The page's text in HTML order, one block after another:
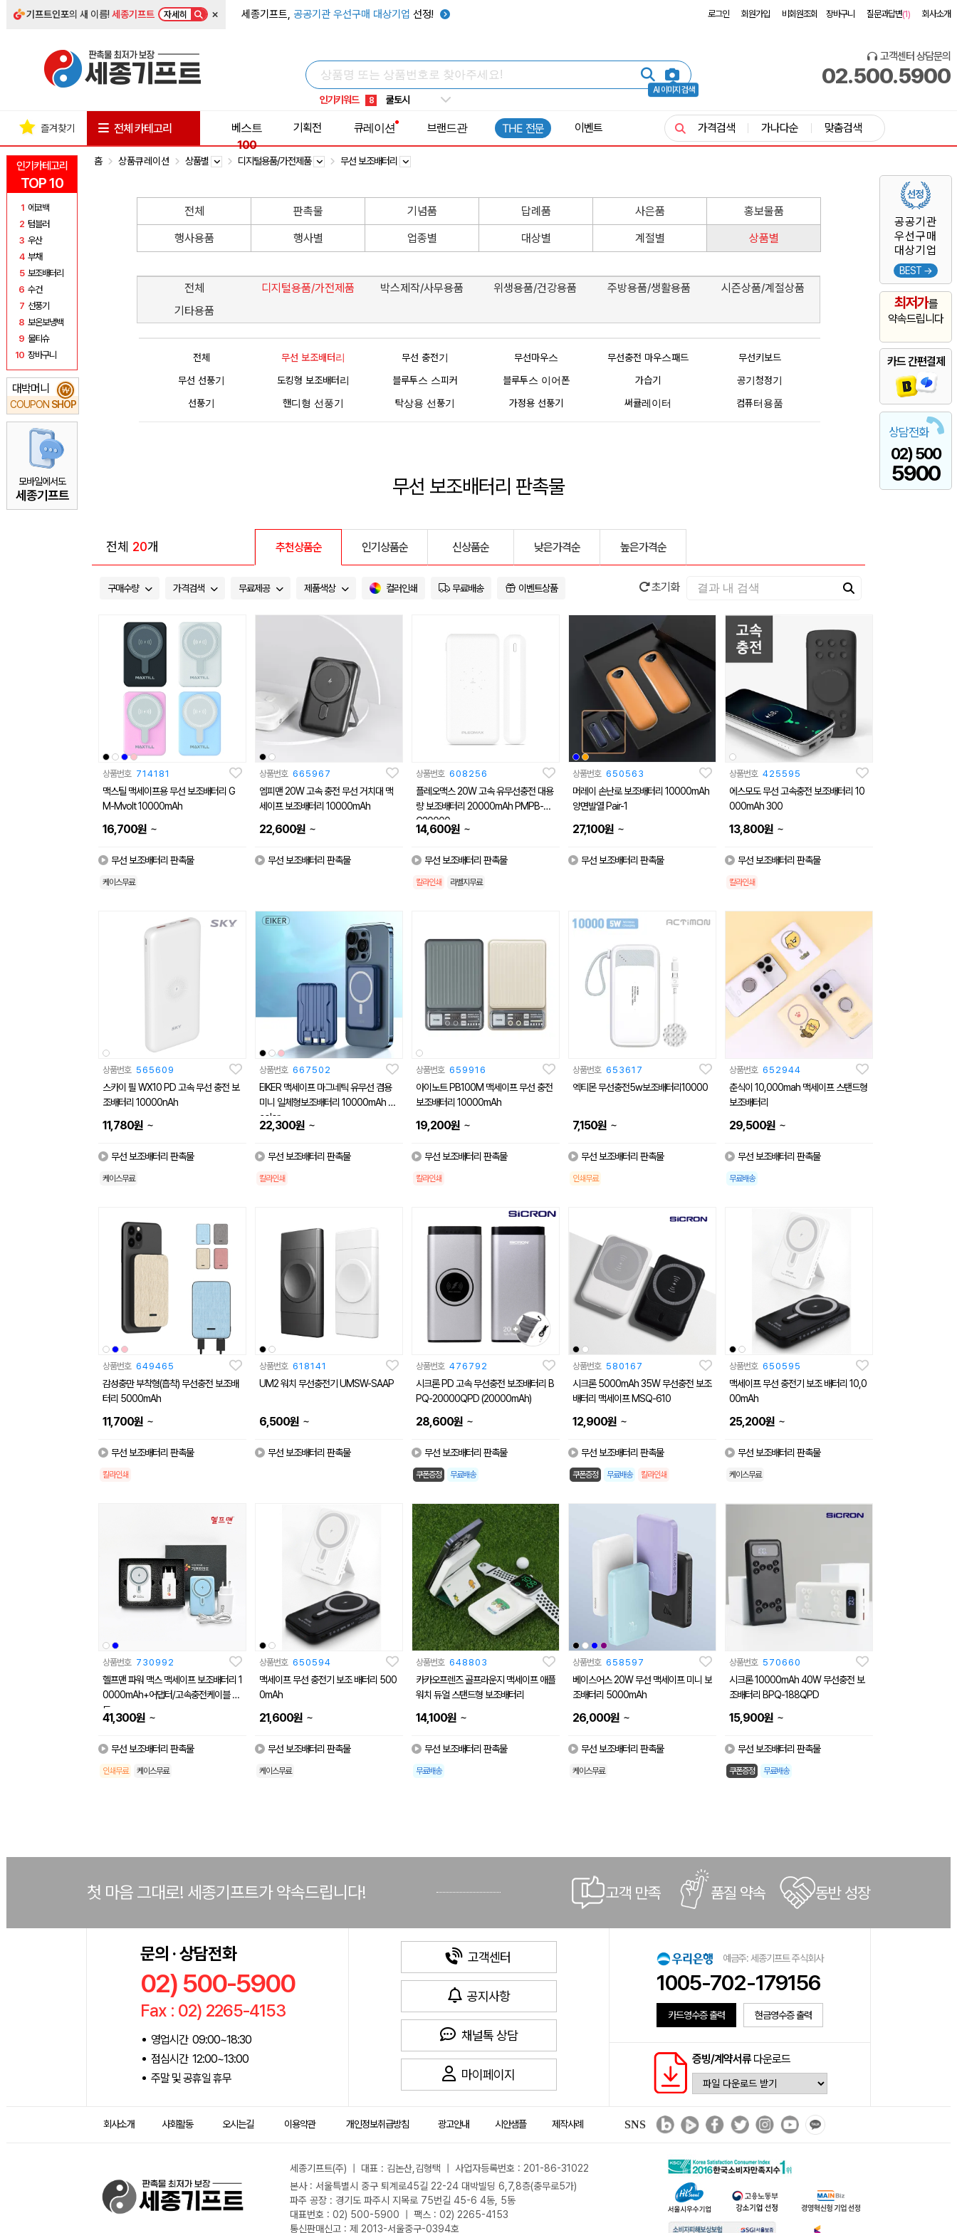
기프트인포의 새 이름!세종기프트 자세히 × 세종기프트, 공공기관 우선구매 대상기업 선정! 로그인 회원가입 비회원조회 장바구니 질문과답변(1) 회사소개
AI 이미지 검색
인기키워드
키캡
8 쿨토시
9 넥쿨러
10 타포린가방
1
고객센터 상담문의
02.500.5900
인기카테고리
TOP 10
1 에코백
2 텀블러
3 우산
4 부채
5 보조배터리
6 수건
7 선풍기
8 보온보냉백
9 물티슈
10 장바구니
대박머니
COUPON SHOP
₩
모바일에서도
세종기프트
공공기관
우선구매
대상기업
BEST →
최저가를
약속드립니다
카드 간편결제
상담전화
02) 500
5900
즐겨찾기 전체 카테고리
베스트
100
기획전 큐레이션 브랜드관 THE 전문 이벤트 가격검색 가나다순 맞춤검색
홈 상품큐레이션 상품별 디지털용품/가전제품 무선 보조배터리
전체 판촉물 기념품 답례품 사은품
홍보물품
행사용품
행사별 업종별 대상별 계절별 상품별
전체 디지털용품/가전제품 박스제작/사무용품 위생용품/건강용품 주방용품/생활용품
시즌상품/계절상품
기타용품
전체 무선 보조배터리 무선 충전기 무선마우스 무선충전 마우스패드
무선키보드
무선 선풍기
도킹형 보조배터리 블루투스 스피커 블루투스 이어폰 가습기
공기청정기
선풍기
핸디형 선풍기 탁상용 선풍기 가정용 선풍기 써큘레이터 컴퓨터용품
무선 보조배터리 판촉물
전체 20개 추천상품순 인기상품순 신상품순 낮은가격순 높은가격순
구매수량 가격검색 무료제공 제품색상 컬러인쇄 무료배송 이벤트상품 초기화
상품번호 714181
맥스틸 맥세이프용 무선 보조배터리 G
M-Mvolt 10000mAh
16,700원 ~
무선 보조배터리 판촉물
케이스무료
상품번호 665967
엠피맨 20W 고속 충전 무선 거치대 맥
세이프 보조배터리 10000mAh
22,600원 ~
무선 보조배터리 판촉물
상품번호 608256
플레오맥스 20W 고속 유무선충전 대용
량 보조배터리 20000mAh PMPB-W
C20000
14,600원 ~
무선 보조배터리 판촉물
칼라인쇄 라벨지무료
상품번호 650563
머레이 손난로 보조배터리 10000mAh
양면발열 Pair-1
27,100원 ~
무선 보조배터리 판촉물
상품번호 425595
에스모도 무선 고속충전 보조배터리 10
000mAh 300
13,800원 ~
무선 보조배터리 판촉물
칼라인쇄
상품번호 565609
스카이 필 WX10 PD 고속 무선 충전 보
조배터리 10000nAh
11,780원 ~
무선 보조배터리 판촉물
케이스무료
상품번호 667502
EIKER 맥세이프 마그네틱 유무선 겸용
미니 일체형보조배터리 10000mAh 4
color
22,300원 ~
무선 보조배터리 판촉물
칼라인쇄
상품번호 659916
아이노트 PB100M 맥세이프 무선 충전
보조배터리 10000mAh
19,200원 ~
무선 보조배터리 판촉물
칼라인쇄
상품번호 653617
엑티몬 무선충전5w보조배터리10000
7,150원 ~
무선 보조배터리 판촉물
인쇄무료
상품번호 652944
춘식이 10,000mah 맥세이프 스탠드형
보조배터리
29,500원 ~
무선 보조배터리 판촉물
무료배송
상품번호 649465
감성충만 부착형(흡착) 무선충전 보조배
터리 5000mAh
11,700원 ~
무선 보조배터리 판촉물
칼라인쇄
상품번호 618141
UM2 워치 무선충전기 UMSW-SAAP
6,500원 ~
무선 보조배터리 판촉물
상품번호 476792
시크론 PD 고속 무선충전 보조배터리 B
PQ-20000QPD (20000mAh)
28,600원 ~
무선 보조배터리 판촉물
쿠폰증정 무료배송
상품번호 580167
시크론 5000mAh 35W 무선충전 보조
배터리 맥세이프 MSQ-610
12,900원 ~
무선 보조배터리 판촉물
쿠폰증정 무료배송 칼라인쇄
상품번호 650595
맥세이프 무선 충전기 보조 배터리 10,0
00mAh
25,200원 ~
무선 보조배터리 판촉물
케이스무료
상품번호 730992
헬프맨 파워 맥스 맥세이프 보조배터리 1
0000mAh+어댑터/고속충전케이블 세
트
41,300원 ~
무선 보조배터리 판촉물
인쇄무료 케이스무료
상품번호 650594
맥세이프 무선 충전기 보조 배터리 500
0mAh
21,600원 ~
무선 보조배터리 판촉물
케이스무료
상품번호 648803
카카오프렌즈 골프라운지 맥세이프 애플
워치 듀얼 스탠드형 보조배터리
14,100원 ~
무선 보조배터리 판촉물
무료배송
상품번호 658597
베이스어스 20W 무선 맥세이프 미니 보
조배터리 5000mAh
26,000원 ~
무선 보조배터리 판촉물
케이스무료
상품번호 570660
시크론 10000mAh 40W 무선충전 보
조배터리 BPQ-188QPD
15,900원 ~
무선 보조배터리 판촉물
쿠폰증정 무료배송
첫 마음 그대로! 세종기프트가 약속드립니다! 고객 만족 품질 약속 동반 성장
문의 · 상담전화
02) 500-5900
Fax : 02) 2265-4153
영업시간 09:00~18:30
점심시간 12:00~13:00
주말 및 공휴일 휴무
고객센터
공지사항
채널톡 상담
마이페이지
예금주: 세종기프트 주식회사
1005-702-179156
카드영수증 출력 현금영수증 출력
증빙/계약서류다운로드
회사소개 사회활동 오시는길 이용약관 개인정보취급방침 광고안내 시안샘플 제작사례 SNS
세종기프트(주) | 대표 : 김논산,김형택 | 사업자등록번호 : 201-86-31022
본사 : 서울특별시 중구 퇴계로45길 22-24 대박빌딩 6,7,8층(충무로5가)
파주 공장 : 경기도 파주시 지목로 75번길 45-6 4동, 5동
대표번호 : 02) 500-5900 | 팩스 : 02) 2265-4153
통신판매신고 : 제 2013-서울중구-0394호